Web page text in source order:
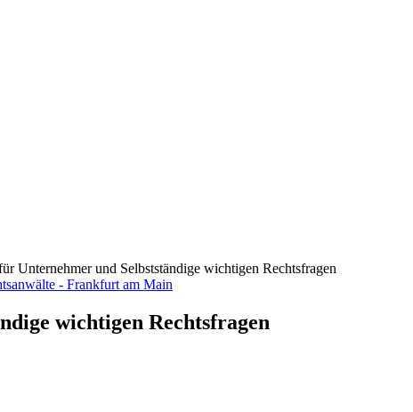
Unternehmer und Selbstständige wichtigen Rechtsfragen
wichtigen Rechtsfragen